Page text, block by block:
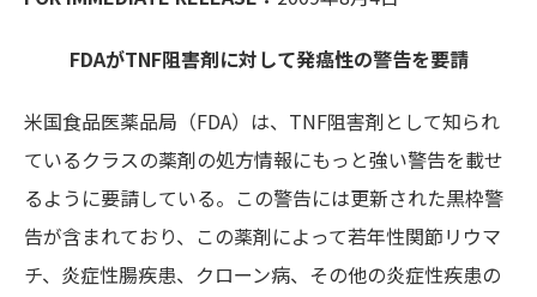
FDAがTNF阻害剤に対して発癌性の警告を要請
米国食品医薬品局（FDA）は、TNF阻害剤として知られ
ているクラスの薬剤の処方情報にもっと強い警告を載せ
るように要請している。この警告には更新された黒枠警
告が含まれており、この薬剤によって若年性関節リウマ
チ、炎症性腸疾患、クローン病、その他の炎症性疾患の